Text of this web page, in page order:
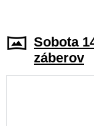
Sobota
záberov